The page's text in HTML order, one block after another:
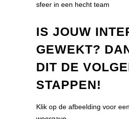
sfeer in een hecht team
IS JOUW
GEWEKT?
DIT DE
STAPPEN!
Klik op de afbeelding voor